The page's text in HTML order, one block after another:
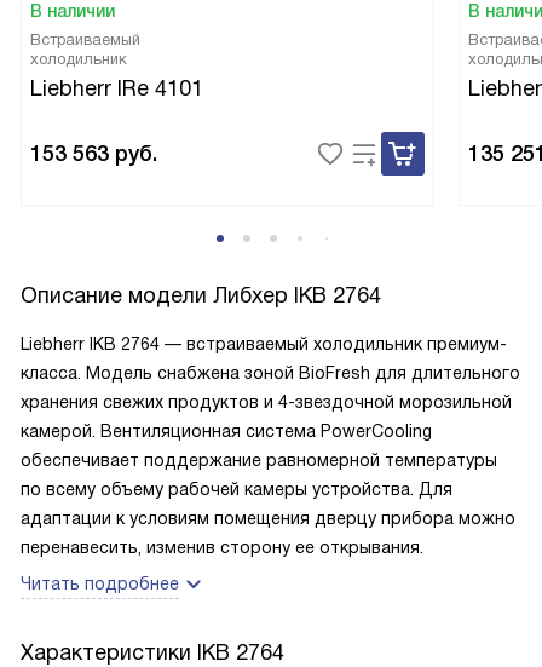
В наличии
Встраиваемый
холодильник
Liebherr IRe 4101
153 563 руб.
В
135
Описание модели Либхер IKB 2764
Liebherr IKB 2764 — встраиваемый холодильник премиум-
класса. Модель снабжена зоной BioFresh для длительного
хранения свежих продуктов и 4-звездочной морозильной
камерой. Вентиляционная система PowerCooling
обеспечивает поддержание равномерной температуры
по всему объему рабочей камеры устройства. Для
адаптации к условиям помещения дверцу прибора можно
перенавесить, изменив сторону ее открывания.
Читать подробнее
Характеристики IKB 2764